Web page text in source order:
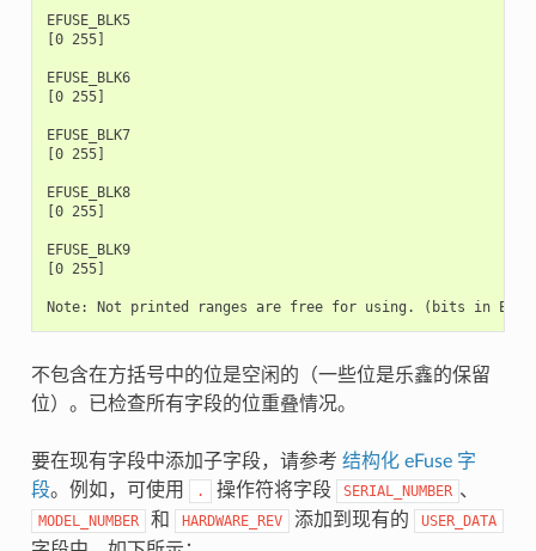
不包含在方括号中的位是空闲的（一些位是乐鑫的保留
位）。已检查所有字段的位重叠情况。
要在现有字段中添加子字段，请参考 结构化 eFuse 字
段。例如，可使用 . 操作符将字段 SERIAL_NUMBER 、
MODEL_NUMBER 和 HARDWARE_REV 添加到现有的 USER_DATA